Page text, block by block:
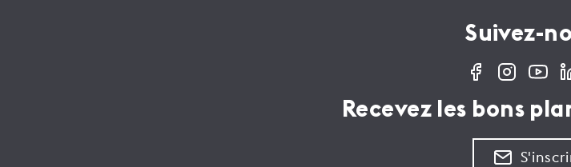
Suivez-
Recevez les bons